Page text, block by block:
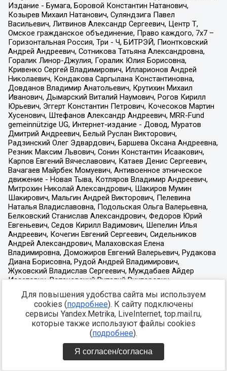
Для повышения удобства сайта мы используем
cookies (подробнее). К сайту подключены
сервисы Yandex.Metrika, LiveInternet, top.mail.ru,
которые также используют файлы cookies
(подробнее).
Я согласен/согласна